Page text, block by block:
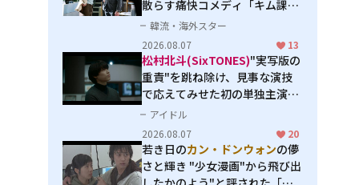
散らす痛快コメディ「キム課長
とソ理事～Bravo! Your Life
～」
韓流・海外スター
2026.08.07
13
松村北斗(SixTONES)"実写版の
重責"を跳ね除け、見事な演技
で応えてみせた初の単独主演映
画「秒速5センチメートル」
アイドル
2026.08.07
20
若き日のカン・ドンウォンの儚
さと輝き "少女漫画"から飛び出